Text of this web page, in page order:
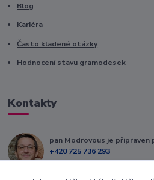
Blog
Kariéra
Často kladené otázky
Hodnocení stavu gramodesek
Kontakty
pan Modrovous je připraven
+420 725 736 293
(Po-Pá, 8 - 16 hod.)